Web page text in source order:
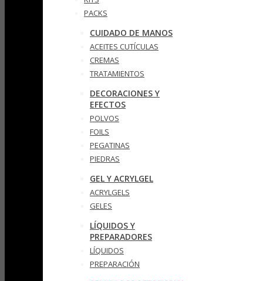
PACKS
CUIDADO DE MANOS
ACEITES CUTÍCULAS
CREMAS
TRATAMIENTOS
DECORACIONES Y
EFECTOS
POLVOS
FOILS
PEGATINAS
PIEDRAS
GEL Y ACRYLGEL
ACRYLGELS
GELES
LÍQUIDOS Y
PREPARADORES
LÍQUIDOS
PREPARACIÓN